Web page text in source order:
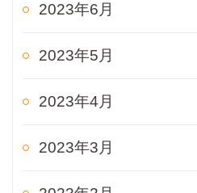
2023年6月
2023年5月
2023年4月
2023年3月